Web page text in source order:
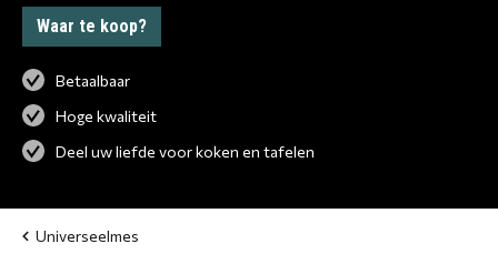
Waar te koop?
Betaalbaar
Hoge kwaliteit
Deel uw liefde voor koken en tafelen
Universeelmes